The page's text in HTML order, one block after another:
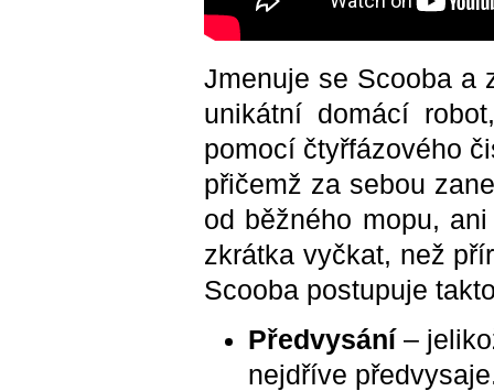
Jmenuje se Scooba a
unikátní domácí
pomocí čtyřfázového
přičemž za sebou
od běžného mopu,
zkrátka vyčkat, než
Scooba postupuje
Předvysání–
nejdříve